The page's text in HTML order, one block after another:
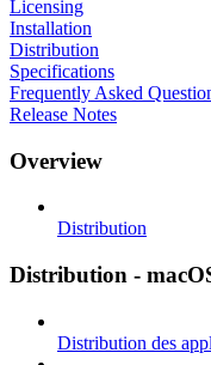
Licensing
Installation
Distribution
Specifications
Frequently Asked
Release Notes
Overview
Distribution
Distribution -
Distribution des